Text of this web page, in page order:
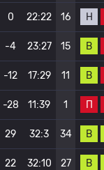
0 22:22 16 Н
-4 23:27 15 В
-12 17:29 11 В
-28 11:39 1 П
29 32:3 34 В
22 32:10 27 В